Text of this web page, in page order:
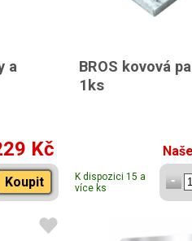
a
Kč
Koupit
BROS kovová
1ks
K dispozici 15 a
více ks